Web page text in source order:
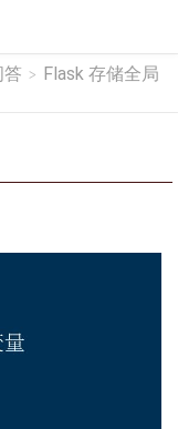
答 > Flask 存储全局